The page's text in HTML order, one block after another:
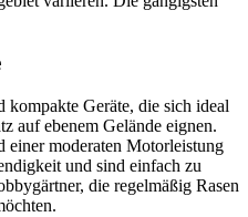
kompakte Geräte, die sich ideal
auf ebenem Gelände eignen.
moderaten Motorleistung
und sind einfach zu
die regelmäßig Rasen